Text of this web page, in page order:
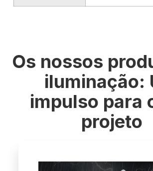
Os nossos
iluminação:
impulso para
projeto